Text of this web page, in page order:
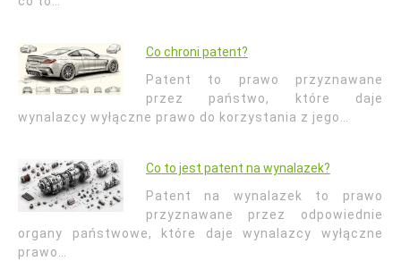
Co chroni patent?
Patent to prawo przyznawane
przez państwo, które daje
wynalazcy wyłączne prawo do korzystania z jego…
Co to jest patent na wynalazek?
Patent na wynalazek to prawo
przyznawane przez odpowiednie
organy państwowe, które daje wynalazcy wyłączne
prawo…